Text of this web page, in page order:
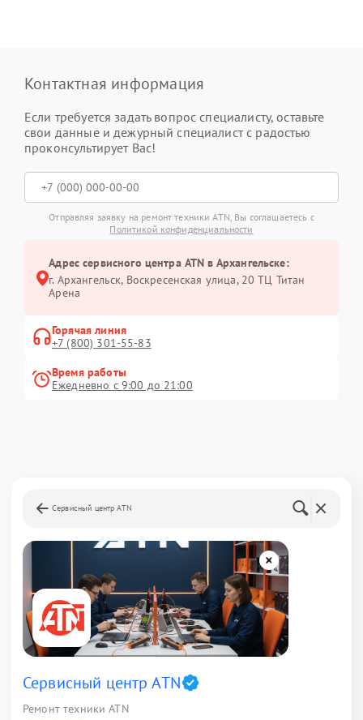
Контактная информация
Если требуется задать вопрос специалисту, оставьте
свои данные и дежурный специалист с радостью
проконсультирует Вас!
Отправляя заявку на ремонт техники ATN, Вы соглашаетесь с
Политикой конфиденциальности
Адрес сервисного центра ATN в Архангельске:
г. Архангельск, Воскресенская улица, 20 ТЦ Титан
Арена
Горячая линия
+7 (800) 301-55-83
Время работы
Ежедневно с 9:00 до 21:00
Сервисный центр ATN
Сервисный центр ATN
Ремонт техники ATN